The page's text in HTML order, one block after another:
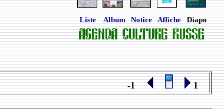
Liste Album Notice Affiche
Diapo
-1 1